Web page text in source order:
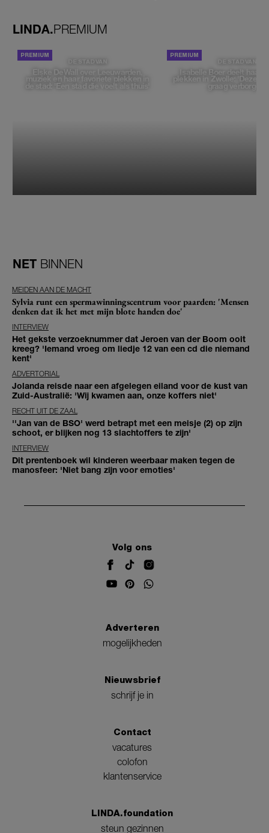
LINDA.PREMIUM
DE STAD VAN
Elske DeWall over Leeuwarden,
muziek en haar favoriete plekken in
de stad: 'Een stad die voelt als thuis'
DE STAD VAN
Isabelle Boer deelt haar
plekken in Zwolle: 'Deze
graag verborgen'
NET BINNEN
MEIDEN AAN DE MACHT
Sylvia runt een spermawinningscentrum voor paarden: 'Mensen
denken dat ik het met mijn blote handen doe'
INTERVIEW
Het gekste verzoeknummer dat Jeroen van der Boom ooit
kreeg? 'Iemand vroeg om liedje 12 van een cd die niemand
kent'
ADVERTORIAL
Jolanda reisde naar een afgelegen eiland voor de kust van
Zuid-Australië: 'Wij kwamen aan, onze koffers niet'
RECHT UIT DE ZAAL
''Jan van de BSO' werd betrapt met een meisje (2) op zijn
schoot, er blijken nog 13 slachtoffers te zijn'
INTERVIEW
Dit prentenboek wil kinderen weerbaar maken tegen de
manosfeer: 'Niet bang zijn voor emoties'
Volg ons
Adverteren
mogelijkheden
Nieuwsbrief
schrijf je in
Contact
vacatures
colofon
klantenservice
LINDA.foundation
steun gezinnen